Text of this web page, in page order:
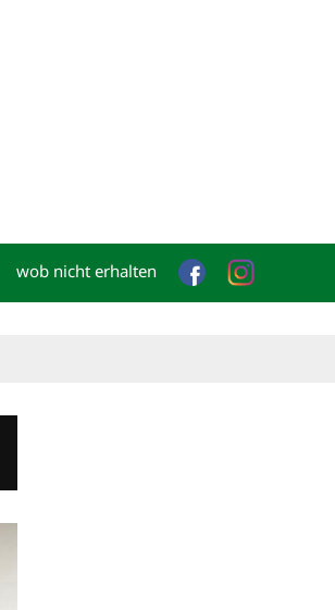
wob nicht erhalten